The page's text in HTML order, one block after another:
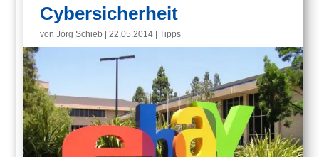
Cybersicherheit
vonJörg Schieb |22.05.2014 |Tipps